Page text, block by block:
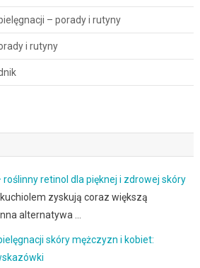
– porady i rutyny
i rutyny
roślinny retinol dla pięknej i zdrowej skóry
zyskują coraz większą
alternatywa …
skóry mężczyzn i kobiet: